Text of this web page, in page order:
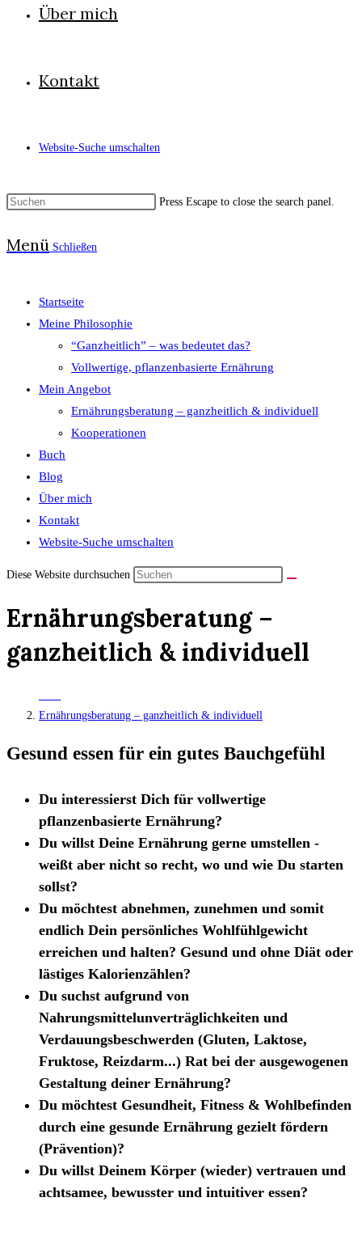
Über mich
Kontakt
Website-Suche umschalten
Press Escape to close the search panel.
Menü Schließen
Startseite
Meine Philosophie
“Ganzheitlich” – was bedeutet das?
Vollwertige, pflanzenbasierte Ernährung
Mein Angebot
Ernährungsberatung – ganzheitlich & individuell
Kooperationen
Buch
Blog
Über mich
Kontakt
Website-Suche umschalten
Diese Website durchsuchen
Ernährungsberatung –
ganzheitlich & individuell
Ernährungsberatung – ganzheitlich & individuell
Gesund essen für ein gutes Bauchgefühl
Du interessierst Dich für vollwertige
pflanzenbasierte Ernährung?
Du willst Deine Ernährung gerne umstellen -
weißt aber nicht so recht, wo und wie Du starten
sollst?
Du möchtest abnehmen, zunehmen und somit
endlich Dein persönliches Wohlfühlgewicht
erreichen und halten? Gesund und ohne Diät oder
lästiges Kalorienzählen?
Du suchst aufgrund von
Nahrungsmittelunverträglichkeiten und
Verdauungsbeschwerden (Gluten, Laktose,
Fruktose, Reizdarm...) Rat bei der ausgewogenen
Gestaltung deiner Ernährung?
Du möchtest Gesundheit, Fitness & Wohlbefinden
durch eine gesunde Ernährung gezielt fördern
(Prävention)?
Du willst Deinem Körper (wieder) vertrauen und
achtsamee, bewusster und intuitiver essen?